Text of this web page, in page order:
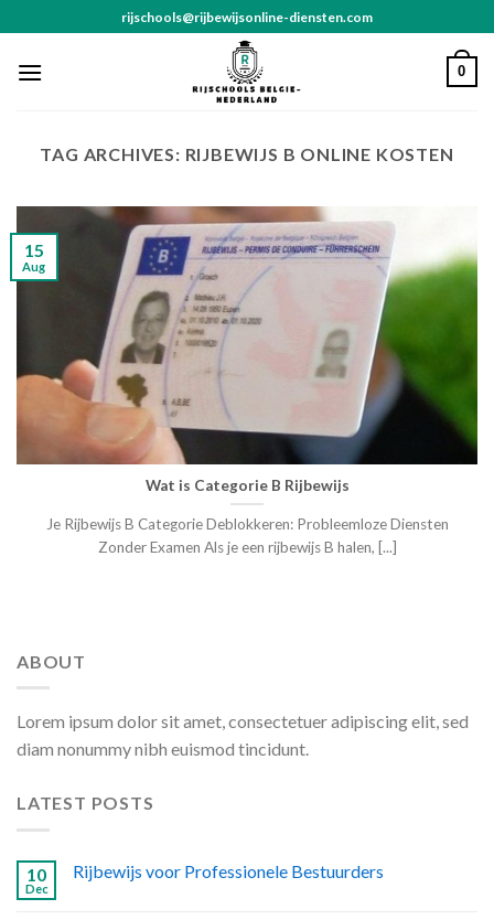
to
content
rijschools@rijbewijsonline-diensten.com
0
TAG ARCHIVES: RIJBEWIJS B ONLINE KOSTEN
Wat is Categorie B Rijbewijs
Je Rijbewijs B Categorie Deblokkeren: Probleemloze Diensten
Zonder Examen Als je een rijbewijs B halen, [...]
15
Aug
ABOUT
Lorem ipsum dolor sit amet, consectetuer adipiscing elit, sed
diam nonummy nibh euismod tincidunt.
LATEST POSTS
10
Dec
Rijbewijs voor Professionele Bestuurders